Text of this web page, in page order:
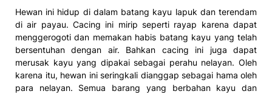
Hewan ini hidup di dalam batang kayu lapuk dan terendam
di air payau. Cacing ini mirip seperti rayap karena dapat
menggerogoti dan memakan habis batang kayu yang telah
bersentuhan dengan air. Bahkan cacing ini juga dapat
merusak kayu yang dipakai sebagai perahu nelayan. Oleh
karena itu, hewan ini seringkali dianggap sebagai hama oleh
para nelayan. Semua barang yang berbahan kayu dan